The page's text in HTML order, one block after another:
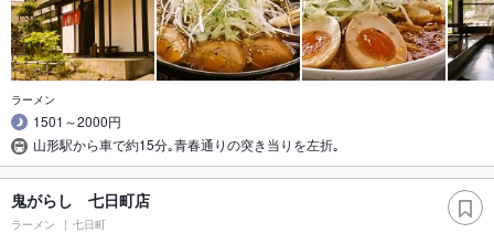
ラーメン
1501～2000円
山形駅から車で約15分｡青春通りの突き当りを左折｡
鬼がらし 七日町店
ラーメン 七日町